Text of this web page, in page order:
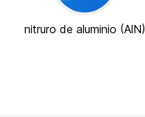
nitruro de aluminio (AlN)